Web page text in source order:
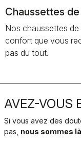
Chaussettes
Nos chaussettes
confort que vous
pas du tout.
AVEZ-VOUS
Si vous avez des
pas, nous sommes